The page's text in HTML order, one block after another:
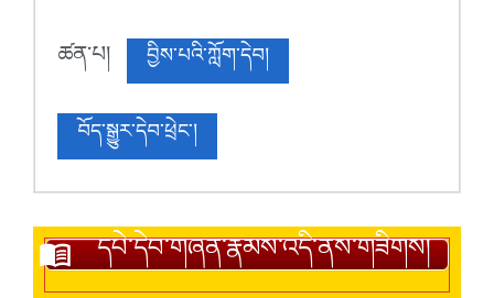
ཚན་པ།
བྱིས་པའི་ཀློག་དེབ།
བོད་སྒྱུར་དེབ་ཕྲེང་།
དཔེ་དེབ་གཞན་རྣམས་འདི་ནས་གཟིགས།